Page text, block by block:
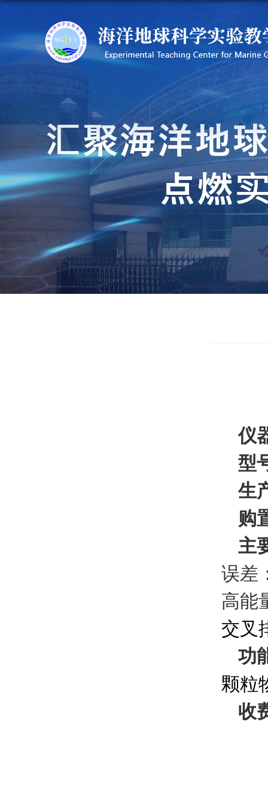
仪
型
生
购
主
误差
高能
交叉
功
颗粒
收